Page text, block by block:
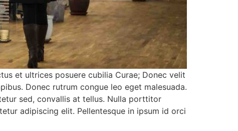
et ultrices posuere cubilia Curae; Donec velit
Donec rutrum congue leo eget malesuada.
sed, convallis at tellus. Nulla porttitor
adipiscing elit. Pellentesque in ipsum id orci